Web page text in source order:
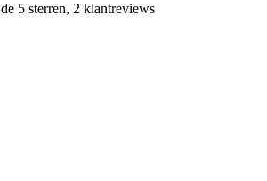
5 sterren, 2 klantreviews